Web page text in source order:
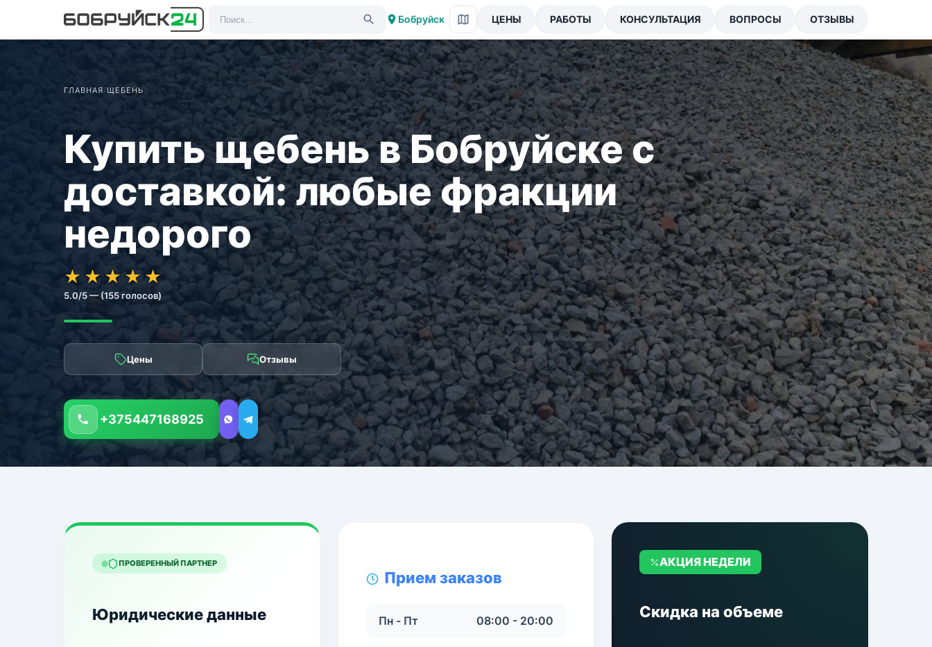
Бобруйск ЦЕНЫ РАБОТЫ КОНСУЛЬТАЦИЯ ВОПРОСЫ ОТЗЫВЫ
ГЛАВНАЯ/ЩЕБЕНЬ
Купить щебень в Бобруйске с
доставкой: любые фракции
недорого
★★★★★
★★★★★
★ ★ ★ ★ ★
5.0/5 — (155 голосов)
Цены Отзывы
+375447168925
ПРОВЕРЕННЫЙ ПАРТНЕР
Юридические данные
Прием заказов
Пн - Пт 08:00 - 20:00
АКЦИЯ НЕДЕЛИ
Скидка на объеме